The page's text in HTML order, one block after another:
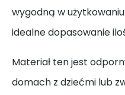
wygodną w
idealne dopasowanie
Materiał ten jest
domach z dziećmi lub